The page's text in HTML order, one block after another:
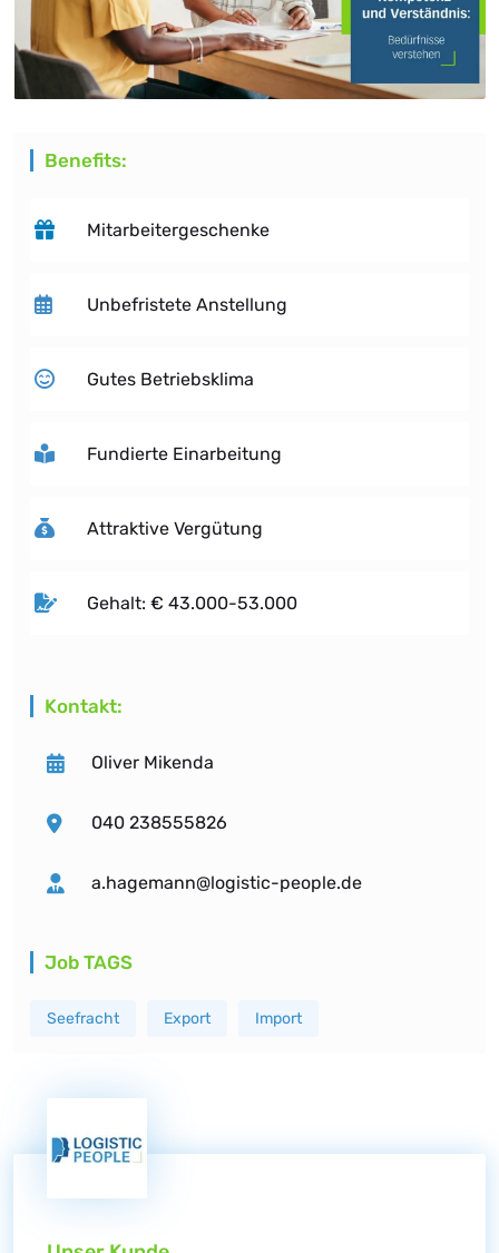
Benefits:
Mitarbeitergeschenke
Unbefristete Anstellung
Gutes Betriebsklima
Fundierte Einarbeitung
Attraktive Vergütung
Gehalt: € 43.000-53.000
Kontakt:
Oliver Mikenda
040 238555826
a.hagemann@logistic-people.de
Job TAGS
Seefracht Export Import